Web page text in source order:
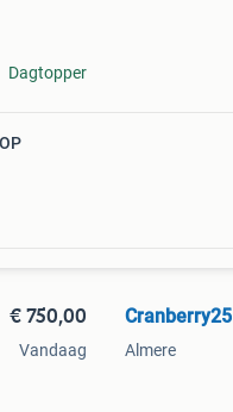
Dagtopper
€ 750,00
Vandaag
Cranberry25
Almere